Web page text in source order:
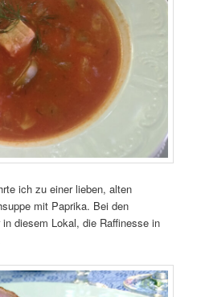
ich zu einer lieben, alten
mit Paprika. Bei den
diesem Lokal, die Raffinesse in